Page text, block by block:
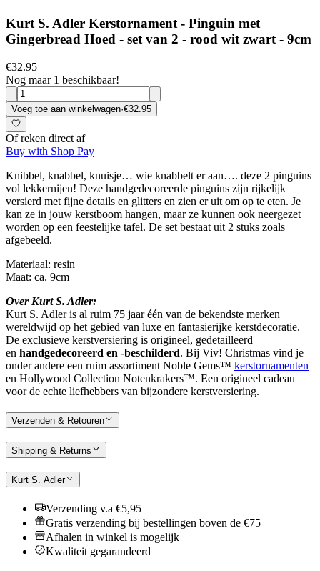
Kurt S. Adler Kerstornament - Pinguin met
Gingerbread Hoed - set van 2 - rood wit zwart - 9cm
€32.95
Nog maar 1 beschikbaar!
Voeg toe aan winkelwagen·€32.95
Of reken direct af
Buy with Shop Pay
Knibbel, knabbel, knuisje… wie knabbelt er aan…. deze 2 pinguins
vol lekkernijen! Deze handgedecoreerde pinguins zijn rijkelijk
versierd met fijne details en glitters en zien er uit om op te eten. Je
kan ze in jouw kerstboom hangen, maar ze kunnen ook neergezet
worden op een feestelijke tafel. De set bestaat uit 2 stuks zoals
afgebeeld.
Materiaal: resin
Maat: ca. 9cm
Over Kurt S. Adler:
Kurt S. Adler is al ruim 75 jaar één van de bekendste merken
wereldwijd op het gebied van luxe en fantasierijke kerstdecoratie.
De exclusieve kerstversiering is origineel, gedetailleerd
en handgedecoreerd en -beschilderd. Bij Viv! Christmas vind je
onder andere een ruim assortiment Noble Gems™ kerstornamenten
en Hollywood Collection Notenkrakers™. Een origineel cadeau
voor de echte liefhebbers van bijzondere kerstversiering.
Verzenden & Retouren
Shipping & Returns
Kurt S. Adler
Verzending v.a €5,95
Gratis verzending bij bestellingen boven de €75
Afhalen in winkel is mogelijk
Kwaliteit gegarandeerd